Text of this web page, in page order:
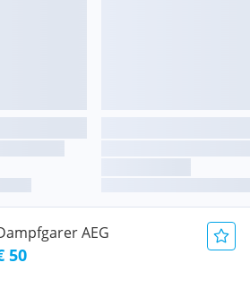
AEG
50